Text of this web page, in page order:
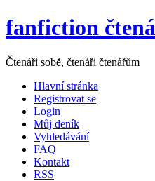
fanfiction
Čtenáři sobě, čtenáři čtenářům
Hlavní stránka
Registrovat se
Login
Můj deník
Vyhledávání
FAQ
Kontakt
RSS